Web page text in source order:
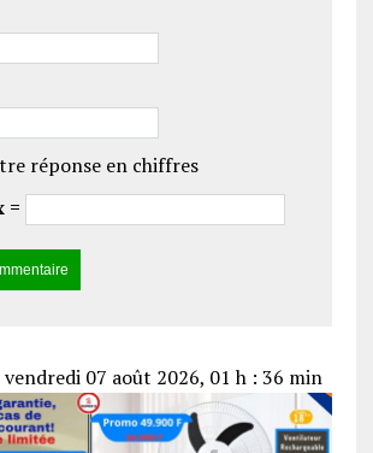
réponse en chiffres
=
vendredi 07 août 2026, 01 h : 36 min